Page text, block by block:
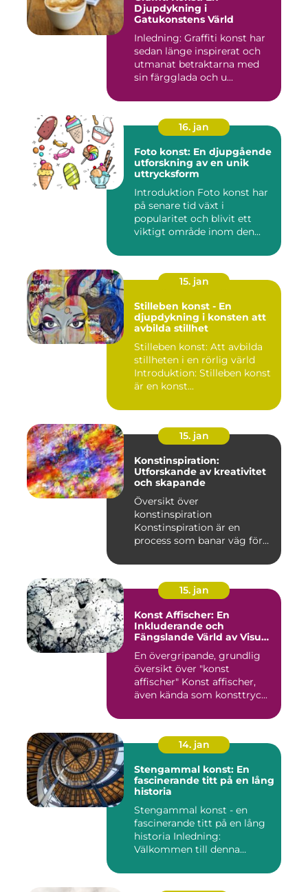
Djupdykning i
Gatukonstens Värld
Inledning: Graffiti konst har
sedan länge inspirerat och
utmanat betraktarna med
sin färgglada och u...
16. jan
Foto konst: En djupgående
utforskning av en unik
uttrycksform
Introduktion Foto konst har
på senare tid växt i
popularitet och blivit ett
viktigt område inom den...
15. jan
Stilleben konst - En
djupdykning i konsten att
avbilda stillhet
Stilleben konst: Att avbilda
stillheten i en rörlig värld
Introduktion: Stilleben konst
är en konst...
15. jan
Konstinspiration:
Utforskande av kreativitet
och skapande
Översikt över
konstinspiration
Konstinspiration är en
process som banar väg för
15. jan
Konst Affischer: En
Inkluderande och
Fängslande Värld av Visuell
En övergripande, grundlig
översikt över "konst
affischer" Konst affischer,
även kända som konsttryc...
14. jan
Stengammal konst: En
fascinerande titt på en lång
historia
Stengammal konst - en
fascinerande titt på en lång
historia Inledning:
Välkommen till denna